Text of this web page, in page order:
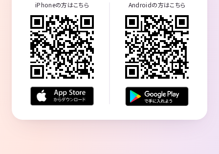
iPhoneの方はこちら Androidの方はこちら